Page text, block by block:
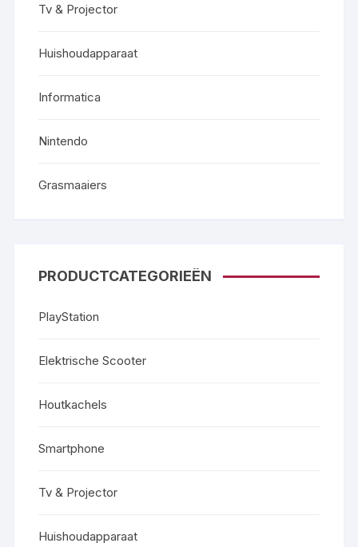
Tv & Projector
Huishoudapparaat
Informatica
Nintendo
Grasmaaiers
PRODUCTCATEGORIEËN
PlayStation
Elektrische Scooter
Houtkachels
Smartphone
Tv & Projector
Huishoudapparaat